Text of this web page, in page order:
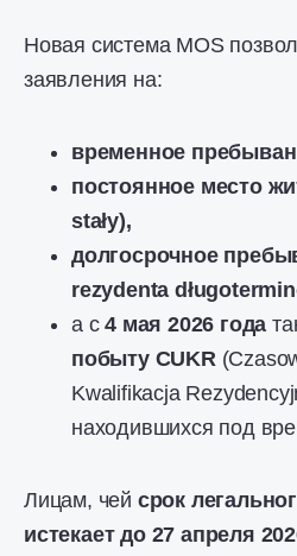
Новая система MOS
заявления на:
временное
постоянное место
stały),
долгосрочное
rezydenta
а с4 мая 2026 года
побыту CUKR
Kwalifikacja
находившихся под
Лицам, чей срок
истекает до 27 апреля